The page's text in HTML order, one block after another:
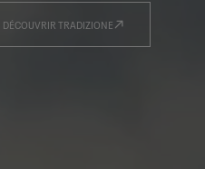
DÉCOUVRIR TRADIZIONE